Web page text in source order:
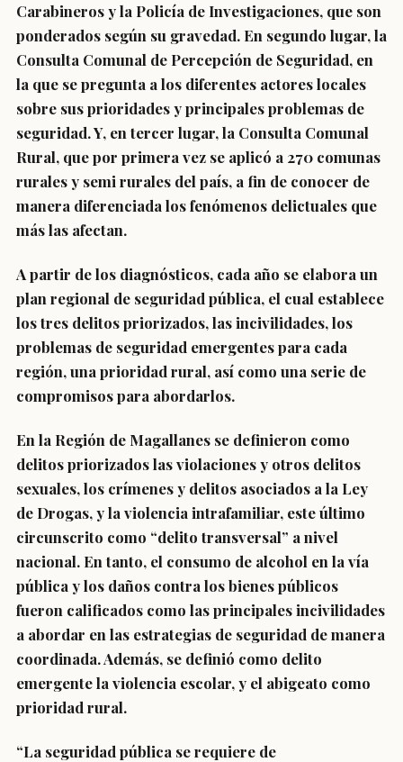
Carabineros y la Policía de Investigaciones, que son
ponderados según su gravedad. En segundo lugar, la
Consulta Comunal de Percepción de Seguridad, en
la que se pregunta a los diferentes actores locales
sobre sus prioridades y principales problemas de
seguridad. Y, en tercer lugar, la Consulta Comunal
Rural, que por primera vez se aplicó a 270 comunas
rurales y semi rurales del país, a fin de conocer de
manera diferenciada los fenómenos delictuales que
más las afectan.
A partir de los diagnósticos, cada año se elabora un
plan regional de seguridad pública, el cual establece
los tres delitos priorizados, las incivilidades, los
problemas de seguridad emergentes para cada
región, una prioridad rural, así como una serie de
compromisos para abordarlos.
En la Región de Magallanes se definieron como
delitos priorizados las violaciones y otros delitos
sexuales, los crímenes y delitos asociados a la Ley
de Drogas, y la violencia intrafamiliar, este último
circunscrito como “delito transversal” a nivel
nacional. En tanto, el consumo de alcohol en la vía
pública y los daños contra los bienes públicos
fueron calificados como las principales incivilidades
a abordar en las estrategias de seguridad de manera
coordinada. Además, se definió como delito
emergente la violencia escolar, y el abigeato como
prioridad rural.
“La seguridad pública se requiere de